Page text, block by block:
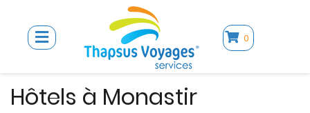
0
Hôtels à Monastir